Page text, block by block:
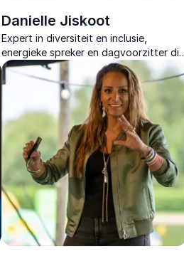
Danielle Jiskoot
Expert in diversiteit en inclusie,
energieke spreker en dagvoorzitter die
het publiek boeit met humor en
scherpe inzichten.